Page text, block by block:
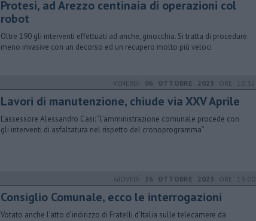
Protesi, ad Arezzo centinaia di operazioni col
robot
Oltre 190 gli interventi effettuati ad anche, ginocchia. Si tratta di procedure
meno invasive con un decorso ed un recupero molto più veloci
VENERDÌ 06 OTTOBRE 2023 ORE 10:32
Lavori di manutenzione, chiude via XXV Aprile
L’assessore Alessandro Casi: “l’amministrazione comunale procede con
gli interventi di asfaltatura nel rispetto del cronoprogramma”
GIOVEDÌ 26 OTTOBRE 2023 ORE 13:00
Consiglio Comunale, ecco le interrogazioni
Votato anche l’atto d’indirizzo di Fratelli d’Italia sulle telecamere da